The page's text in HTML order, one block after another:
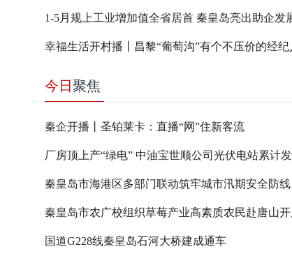
1-5月规上工业增加值全省居首 秦皇岛亮出助企发
幸福生活开村播丨昌黎“葡萄沟”有个不压价的经纪
今日 聚焦
秦企开播丨圣铂莱卡：直播“网”住新客流
​秦皇岛市海港区多部门联动筑牢城市汛期安全防线
秦皇岛市农广校组织草莓产业高素质农民赴唐山
国道G228线秦皇岛石河大桥建成通车